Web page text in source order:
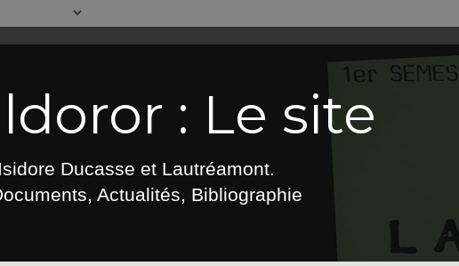
: Le site
Ducasse et Lautréamont.
Actualités, Bibliographie